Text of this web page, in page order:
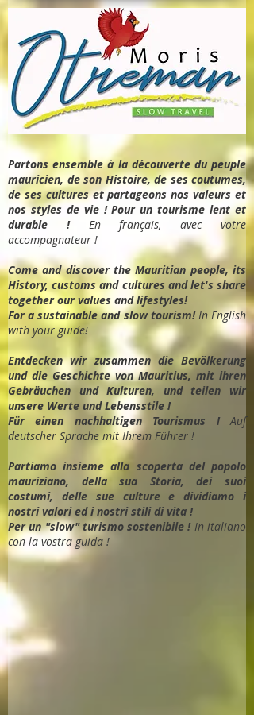
Partons ensemble à la découverte du peuple
mauricien, de son Histoire, de ses coutumes,
de ses cultures et partageons nos valeurs et
nos styles de vie ! Pour un tourisme lent et
durable ! En français, avec votre
accompagnateur !
Come and discover the Mauritian people, its
History, customs and cultures and let's share
together our values and lifestyles!
For a sustainable and slow tourism!In English
with your guide!
Entdecken wir zusammen die Bevölkerung
und die Geschichte von Mauritius, mit ihren
Gebräuchen und Kulturen, und teilen wir
unsere Werte und Lebensstile !
Für einen nachhaltigen Tourismus !Auf
deutscher Sprache mit Ihrem Führer !
Partiamo insieme alla scoperta del popolo
mauriziano, della sua Storia, dei suoi
costumi, delle sue culture e dividiamo i
nostri valori ed i nostri stili di vita !
Per un "slow" turismo sostenibile ! In italiano
con la vostra guida !